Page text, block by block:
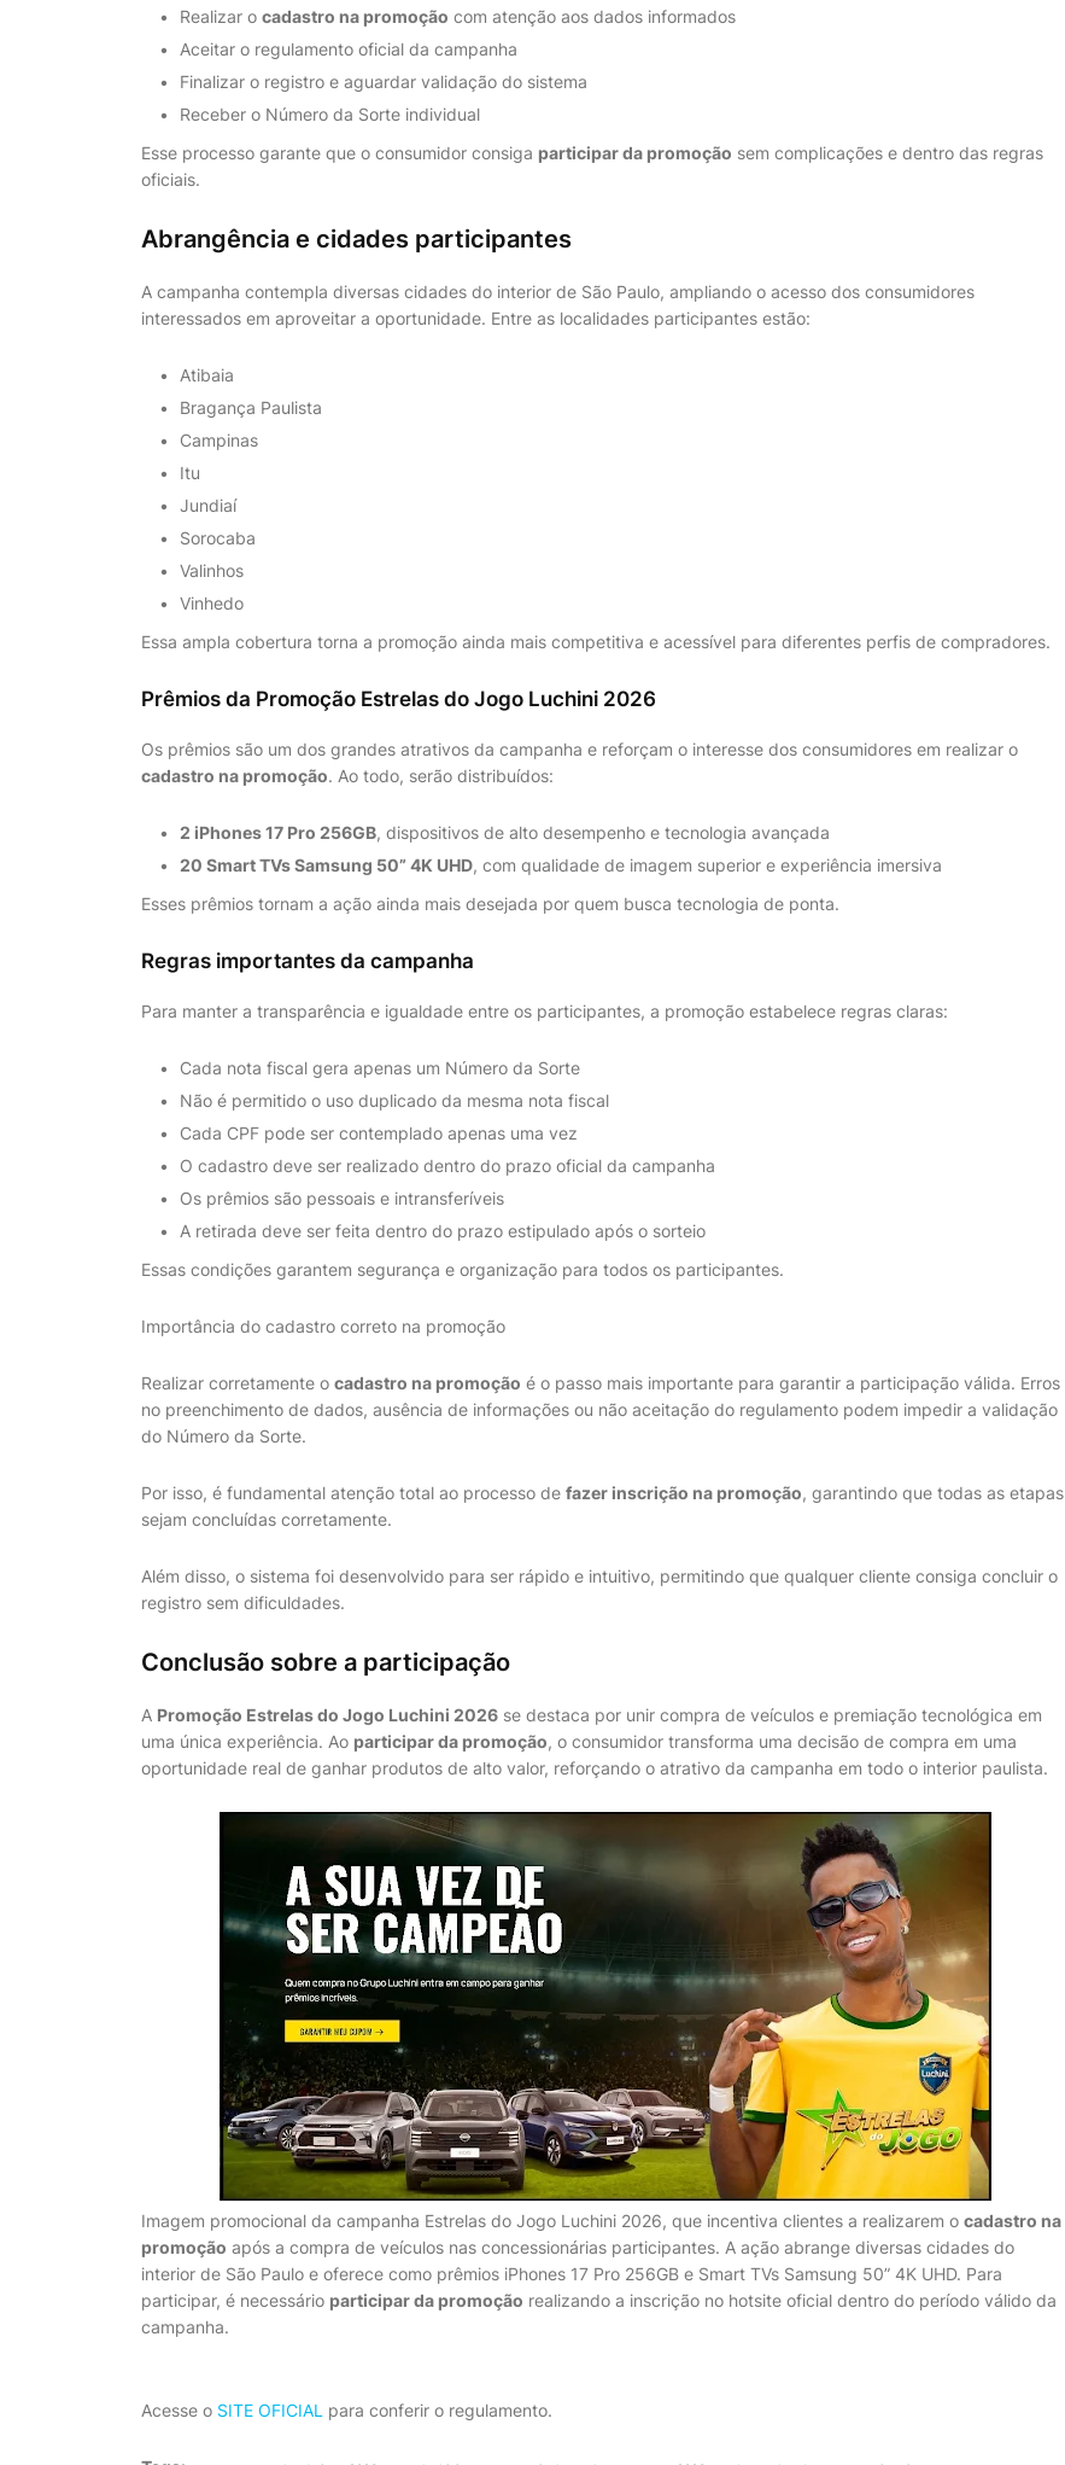
Realizar o cadastro na promoção com atenção aos dados informados
Aceitar o regulamento oficial da campanha
Finalizar o registro e aguardar validação do sistema
Receber o Número da Sorte individual
Esse processo garante que o consumidor consiga participar da promoção sem complicações e dentro das regras
oficiais.
Abrangência e cidades participantes
A campanha contempla diversas cidades do interior de São Paulo, ampliando o acesso dos consumidores
interessados em aproveitar a oportunidade. Entre as localidades participantes estão:
Atibaia
Bragança Paulista
Campinas
Itu
Jundiaí
Sorocaba
Valinhos
Vinhedo
Essa ampla cobertura torna a promoção ainda mais competitiva e acessível para diferentes perfis de compradores.
Prêmios da Promoção Estrelas do Jogo Luchini 2026
Os prêmios são um dos grandes atrativos da campanha e reforçam o interesse dos consumidores em realizar o
cadastro na promoção. Ao todo, serão distribuídos:
2 iPhones 17 Pro 256GB, dispositivos de alto desempenho e tecnologia avançada
20 Smart TVs Samsung 50” 4K UHD, com qualidade de imagem superior e experiência imersiva
Esses prêmios tornam a ação ainda mais desejada por quem busca tecnologia de ponta.
Regras importantes da campanha
Para manter a transparência e igualdade entre os participantes, a promoção estabelece regras claras:
Cada nota fiscal gera apenas um Número da Sorte
Não é permitido o uso duplicado da mesma nota fiscal
Cada CPF pode ser contemplado apenas uma vez
O cadastro deve ser realizado dentro do prazo oficial da campanha
Os prêmios são pessoais e intransferíveis
A retirada deve ser feita dentro do prazo estipulado após o sorteio
Essas condições garantem segurança e organização para todos os participantes.
Importância do cadastro correto na promoção
Realizar corretamente o cadastro na promoção é o passo mais importante para garantir a participação válida. Erros
no preenchimento de dados, ausência de informações ou não aceitação do regulamento podem impedir a validação
do Número da Sorte.
Por isso, é fundamental atenção total ao processo de fazer inscrição na promoção, garantindo que todas as etapas
sejam concluídas corretamente.
Além disso, o sistema foi desenvolvido para ser rápido e intuitivo, permitindo que qualquer cliente consiga concluir o
registro sem dificuldades.
Conclusão sobre a participação
A Promoção Estrelas do Jogo Luchini 2026 se destaca por unir compra de veículos e premiação tecnológica em
uma única experiência. Ao participar da promoção, o consumidor transforma uma decisão de compra em uma
oportunidade real de ganhar produtos de alto valor, reforçando o atrativo da campanha em todo o interior paulista.
Imagem promocional da campanha Estrelas do Jogo Luchini 2026, que incentiva clientes a realizarem o cadastro na
promoção após a compra de veículos nas concessionárias participantes. A ação abrange diversas cidades do
interior de São Paulo e oferece como prêmios iPhones 17 Pro 256GB e Smart TVs Samsung 50” 4K UHD. Para
participar, é necessário participar da promoção realizando a inscrição no hotsite oficial dentro do período válido da
campanha.
Acesse o SITE OFICIAL para conferir o regulamento.